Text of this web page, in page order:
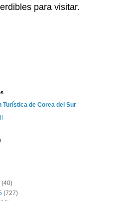
para visitar.
Turística de Corea del Sur
(40)
(727)